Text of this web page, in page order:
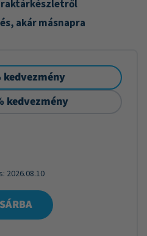
raktárkészletről
akár másnapra
kedvezmény
kedvezmény
2026.08.10